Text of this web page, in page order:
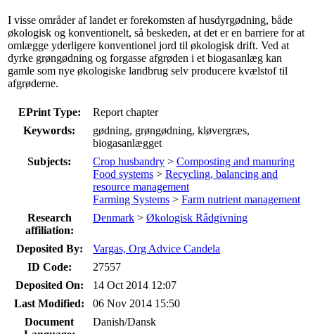
I visse områder af landet er forekomsten af husdyrgødning, både
økologisk og konventionelt, så beskeden, at det er en barriere for at
omlægge yderligere konventionel jord til økologisk drift. Ved at
dyrke grøngødning og forgasse afgrøden i et biogasanlæg kan
gamle som nye økologiske landbrug selv producere kvælstof til
afgrøderne.
EPrint Type:
Report chapter
Keywords:
gødning, grøngødning, kløvergræs,
biogasanlægget
Subjects:
Crop husbandry > Composting and manuring
Food systems > Recycling, balancing and
resource management
Farming Systems > Farm nutrient management
Research
affiliation:
Denmark > Økologisk Rådgivning
Deposited By:
Vargas, Org Advice Candela
ID Code:
27557
Deposited On:
14 Oct 2014 12:07
Last Modified:
06 Nov 2014 15:50
Document
Danish/Dansk